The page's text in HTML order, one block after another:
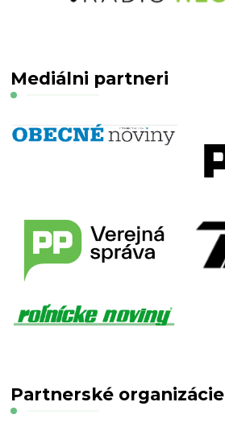
Mediálni partneri
Partnerské organizácie